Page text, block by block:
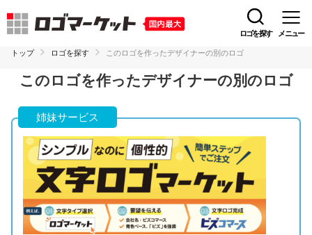
ロゴを探す メニュー
トップ ロゴを探す このロゴを作ったデザイナーの別のロゴ
このロゴを作ったデザイナーの別のロゴ
姉妹サービス